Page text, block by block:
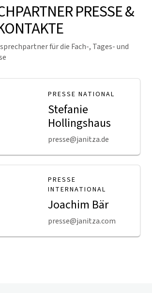
PRESSE &
für die Fach-, Tages- und
PRESSE NATIONAL
Stefanie
Hollingshaus
presse@janitza.de
PRESSE
INTERNATIONAL
Joachim Bär
presse@janitza.com